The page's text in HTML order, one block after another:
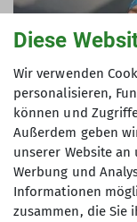
Diese
Wir verwenden
personalisieren,
können und
Außerdem geben
unserer Website
Werbung und
Informationen
zusammen, die Sie